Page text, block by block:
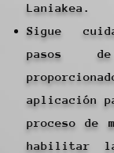
Laniakea.
Sigue
pasos
aplicación
proceso de
habilitar